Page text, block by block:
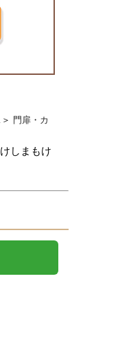
＞ 門扉・カ
しまもけ